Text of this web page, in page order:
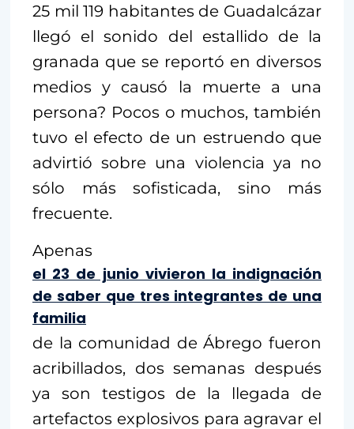
25 mil 119 habitantes de Guadalcázar
llegó el sonido del estallido de la
granada que se reportó en diversos
medios y causó la muerte a una
persona? Pocos o muchos, también
tuvo el efecto de un estruendo que
advirtió sobre una violencia ya no
sólo más sofisticada, sino más
frecuente.
Apenas
el 23 de junio vivieron la indignación
de saber que tres integrantes de una
familia
de la comunidad de Ábrego fueron
acribillados, dos semanas después
ya son testigos de la llegada de
artefactos explosivos para agravar el